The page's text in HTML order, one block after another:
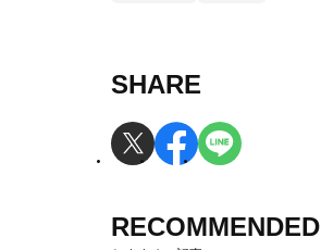
SHARE
RECOMMENDED